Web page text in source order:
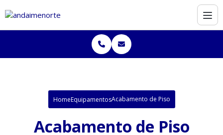
HomeEquipamentosAcabamento de Piso
Acabamento de Piso